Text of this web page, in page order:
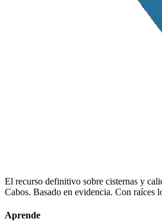
El recurso definitivo sobre cisternas y
Cabos. Basado en evidencia. Con raíces
Aprende